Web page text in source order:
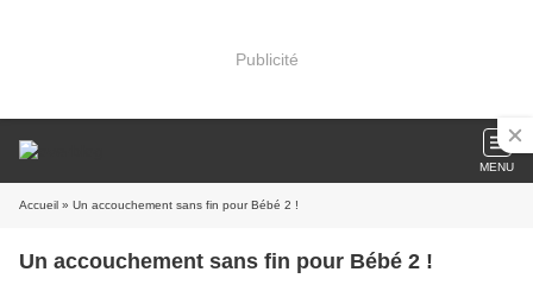
Publicité
MENU
Accueil » Un accouchement sans fin pour Bébé 2 !
Un accouchement sans fin pour Bébé 2 !